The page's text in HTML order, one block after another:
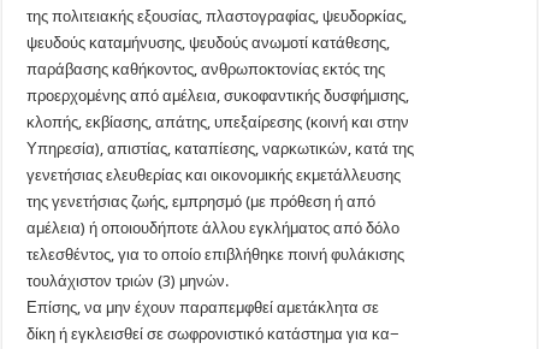
της πολιτειακής εξουσίας, πλαστογραφίας, ψευδορκίας,
ψευδούς καταμήνυσης, ψευδούς ανωμοτί κατάθεσης,
παράβασης καθήκοντος, ανθρωποκτονίας εκτός της
προερχομένης από αμέλεια, συκοφαντικής δυσφήμισης,
κλοπής, εκβίασης, απάτης, υπεξαίρεσης (κοινή και στην
Υπηρεσία), απιστίας, καταπίεσης, ναρκωτικών, κατά της
γενετήσιας ελευθερίας και οικονομικής εκμετάλλευσης
της γενετήσιας ζωής, εμπρησμό (με πρόθεση ή από
αμέλεια) ή οποιουδήποτε άλλου εγκλήματος από δόλο
τελεσθέντος, για το οποίο επιβλήθηκε ποινή φυλάκισης
τουλάχιστον τριών (3) μηνών.
Επίσης, να μην έχουν παραπεμφθεί αμετάκλητα σε
δίκη ή εγκλεισθεί σε σωφρονιστικό κατάστημα για κα−